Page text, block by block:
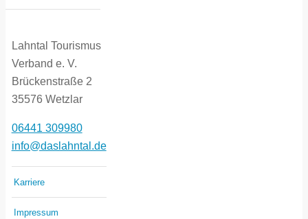
Lahntal Tourismus
Verband e. V.
Brückenstraße 2
35576 Wetzlar
06441 309980
info@daslahntal.de
Karriere
Impressum